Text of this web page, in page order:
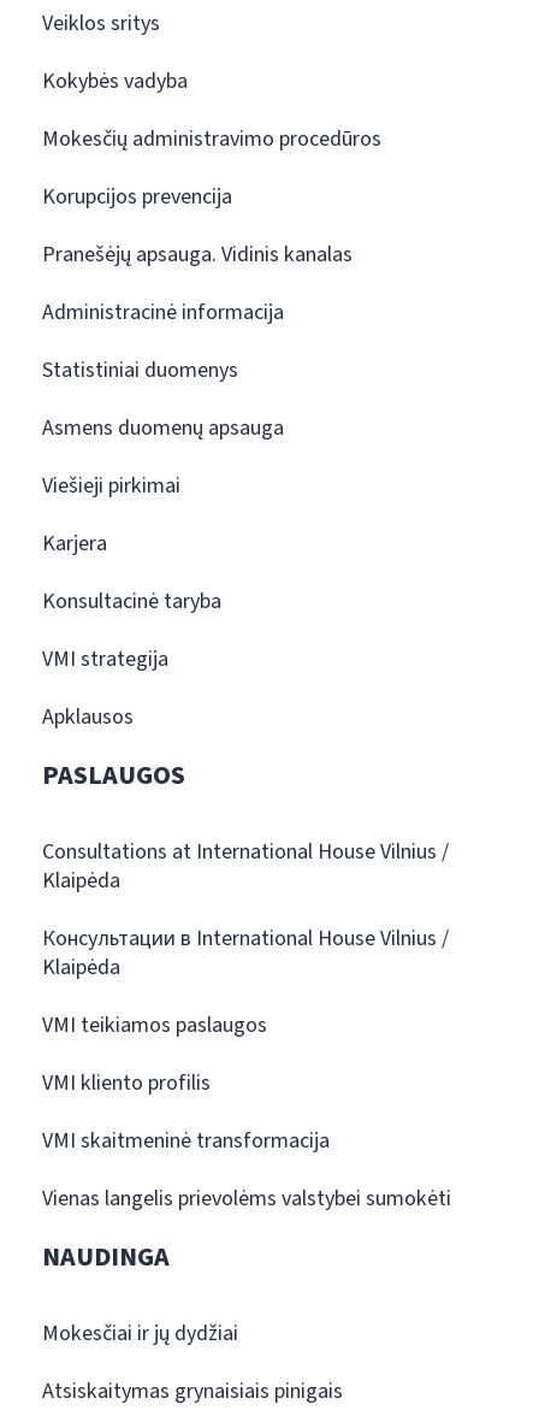
Veiklos sritys
Kokybės vadyba
Mokesčių administravimo procedūros
Korupcijos prevencija
Pranešėjų apsauga. Vidinis kanalas
Administracinė informacija
Statistiniai duomenys
Asmens duomenų apsauga
Viešieji pirkimai
Karjera
Konsultacinė taryba
VMI strategija
Apklausos
PASLAUGOS
Consultations at International House Vilnius /
Klaipėda
Консультации в International House Vilnius /
Klaipėda
VMI teikiamos paslaugos
VMI kliento profilis
VMI skaitmeninė transformacija
Vienas langelis prievolėms valstybei sumokėti
NAUDINGA
Mokesčiai ir jų dydžiai
Atsiskaitymas grynaisiais pinigais